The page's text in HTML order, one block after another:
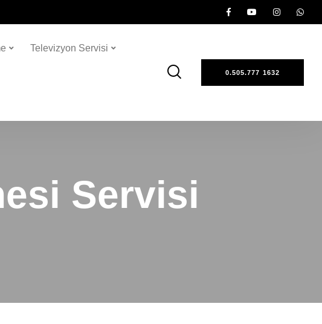
Televizyon Servisi
0.505.777 1632
Servisi